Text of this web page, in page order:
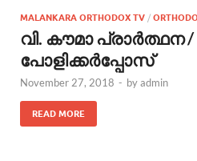
MALANKARA ORTHODOX TV /
വി. കൗമാ
പോളിക്കർപ്പോസ്‌
November 27, 2018 - byadmin
READ MORE